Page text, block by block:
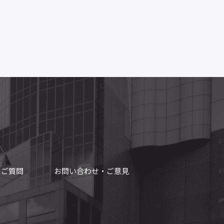
質問 お問い合わせ・ご意見